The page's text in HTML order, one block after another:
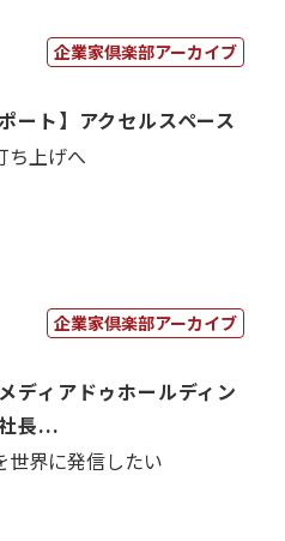
企業家倶楽部アーカイブ
ート】アクセルスペース
ち上げへ
企業家倶楽部アーカイブ
ディアドゥホールディン
長...
世界に発信したい